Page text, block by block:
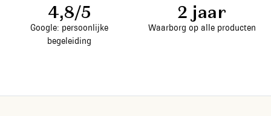
4,8/5
Google: persoonlijke
begeleiding
2 jaar
Waarborg op alle producten